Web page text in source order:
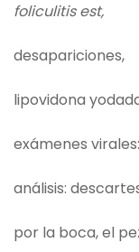
foliculitis est,
desapariciones,
lipovidona
exámenes
análisis:
por la boca, el